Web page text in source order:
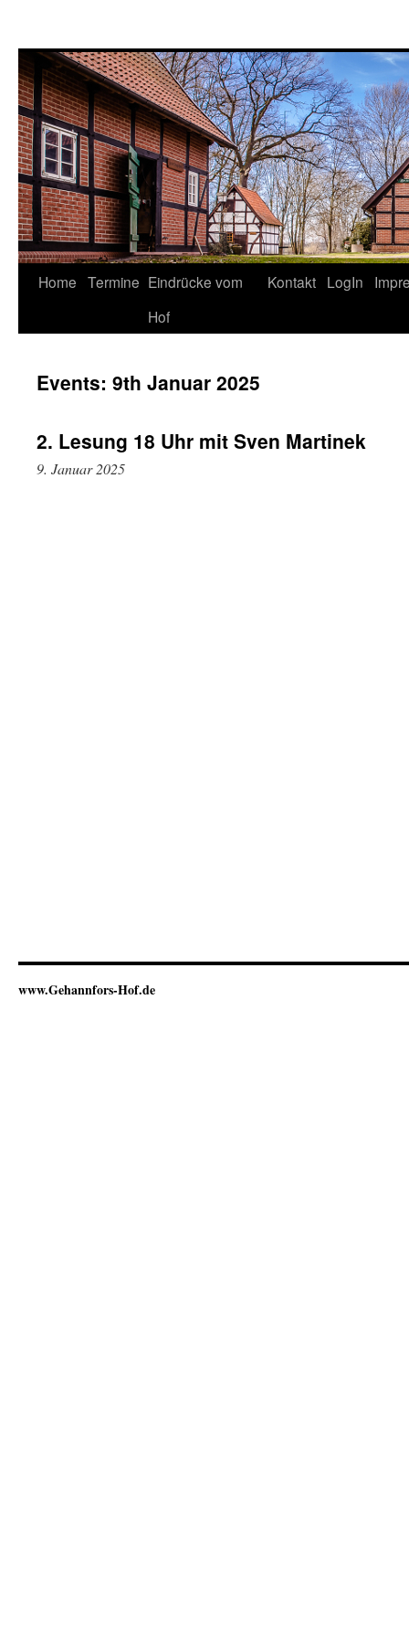
Springe
Home Termine Eindrücke vom
Hof
Kontakt LogIn
Events: 9th Januar 2025
2. Lesung 18 Uhr mit Sven Martinek
9. Januar 2025
www.Gehannfors-Hof.de